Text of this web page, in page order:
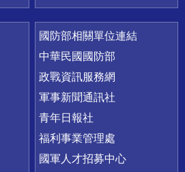
國防部相關單位連結
中華民國國防部
政戰資訊服務網
軍事新聞通訊社
青年日報社
福利事業管理處
國軍人才招募中心